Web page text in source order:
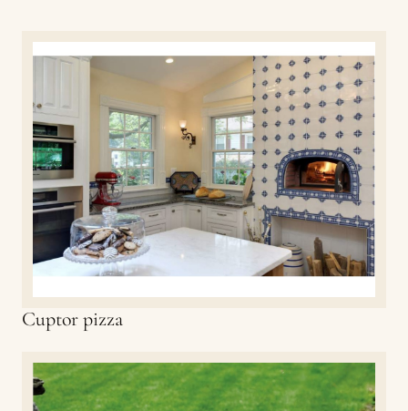
Cuptor pizza